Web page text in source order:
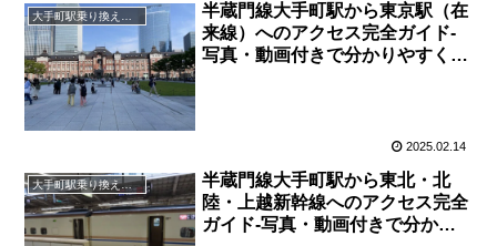
半蔵門線大手町駅から東京駅（在
来線）へのアクセス完全ガイド-
写真・動画付きで分かりやすく解
2025.02.14
大手町駅乗り換え案内
半蔵門線大手町駅から東北・北
陸・上越新幹線へのアクセス完全
ガイド-写真・動画付きで分かり